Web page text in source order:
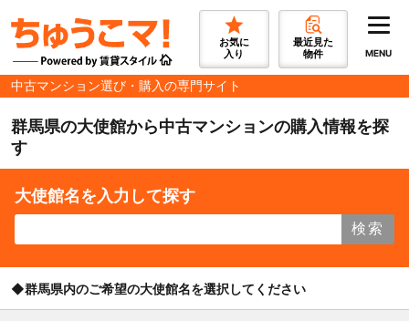
お気に
入り
最近見た
物件
MENU
中古マンション選び・購入の専門サイト
群馬県の大使館から中古マンションの購入情報を探
す
大使館名を入力して探す
検索
◆群馬県内のご希望の大使館名を選択してください